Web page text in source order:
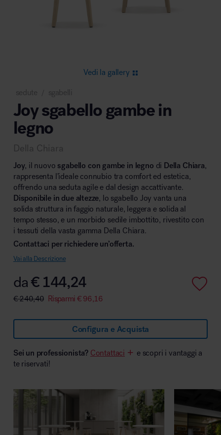
Area riunione e convegni
Area lounge e attesa
Area outdoor
Vedi la gallery
sedute sgabelli
Joy sgabello gambe in
legno
Della Chiara
Joy, il nuovo sgabello con gambe in legno di Della Chiara,
rappresenta l’ideale connubio tra comfort ed estetica,
offrendo una seduta agile e dal design accattivante.
Disponibile in due altezze, lo sgabello Joy vanta una
solida struttura in faggio naturale, leggera e solida al
tempo stesso, e un morbido sedile imbottito, rivestito con
i tessuti della vasta gamma Della Chiara.
Contattaci per richiedere un’offerta.
Vai alla Descrizione
da€144,24
€240,40 Risparmi €96,16
Configura e Acquista
Sei un professionista? Contattaci
e scopri i vantaggi a
te riservati!